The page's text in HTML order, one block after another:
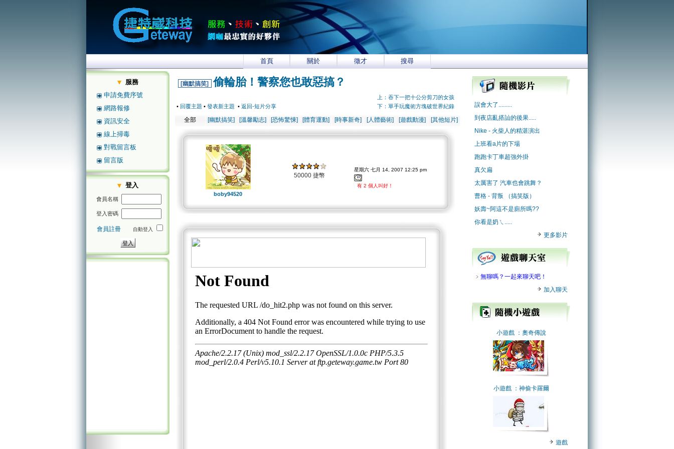
首頁 關於 徵才 搜尋
服務
申請免費序號
網路報修
資訊安全
線上掃毒
對戰留言板
留言版
登入
會員名稱
登入密碼
會員註冊 自動登入
[幽默搞笑] 偷輪胎！警察您也敢惡搞？
• 回覆主題 • 發表新主題 • 返回-短片分享
上：吞下一把十公分剪刀的女孩
下：單手玩魔術方塊破世界紀錄
全部 [幽默搞笑] [溫馨勵志] [恐怖驚悚] [體育運動] [時事新奇] [人體藝術] [遊戲動漫] [其他短片]
boby94520
50000 捷幣
星期六 七月 14, 2007 12:25 pm
有 2 個人叫好！
誤會大了.........
到夜店亂搭訕的後果.....
Nike - 火柴人的精湛演出
上班看a片的下場
跑跑卡丁車超強外掛
真欠扁
太厲害了 汽車也會跳舞？
曹格 - 背叛 （搞笑版）
妖壽~阿這不是廁所嗎??
你看是奶ㄟ.....
更多影片
﹥ 無聊嗎？一起來聊天吧！
加入聊天
小遊戲 ：奧奇傳說
小遊戲 ：神偷卡羅爾
遊戲